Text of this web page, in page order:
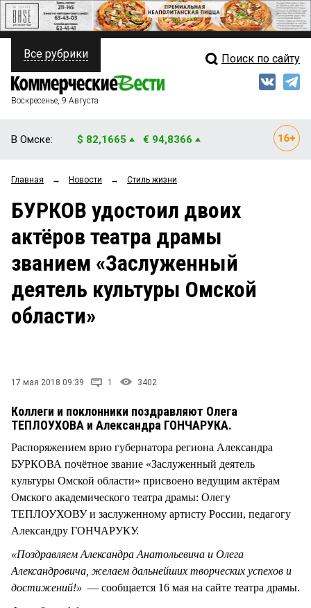
ПОЛИТИКА
ФИНАНСЫ
ОБЩЕСТВО
ЗАКОН
НОВОСТИ КОМПАНИЙ
СТИЛЬ ЖИЗНИ
Свежий выпуск
Рейтинги
Блоги
Архив
Все рубрики Поиск по сайту
Воскресенье, 9 Августа
В Омске: $ 82,1665 € 94,8366
Главная → Новости → Стиль жизни
БУРКОВ удостоил двоих
актёров театра драмы
званием «Заслуженный
деятель культуры Омской
области»
17 мая 2018 09:39 1 3402
Коллеги и поклонники поздравляют Олега
ТЕПЛОУХОВА и Александра ГОНЧАРУКА.
Распоряжением врио губернатора региона Александра
БУРКОВА почётное звание «Заслуженный деятель
культуры Омской области» присвоено ведущим актёрам
Омского академического театра драмы: Олегу
ТЕПЛОУХОВУ и заслуженному артисту России, педагогу
Александру ГОНЧАРУКУ.
«Поздравляем Александра Анатольевича и Олега
Александровича, желаем дальнейших творческих успехов и
достижений!» — сообщается 16 мая на сайте театра драмы.